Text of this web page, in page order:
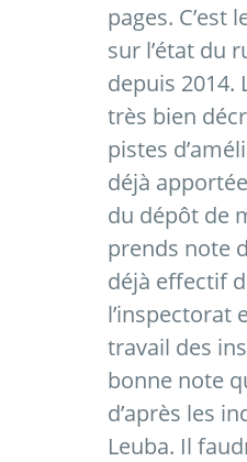
pages. C’est
sur l’état du
depuis 2014.
très bien
pistes
déjà
du dépôt de
prends note
déjà effectif
l’inspectorat
travail des
bonne note
d’après les
Leuba. Il